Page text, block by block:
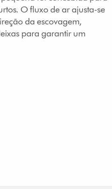
O fluxo de ar ajusta-se
da escovagem,
para garantir um